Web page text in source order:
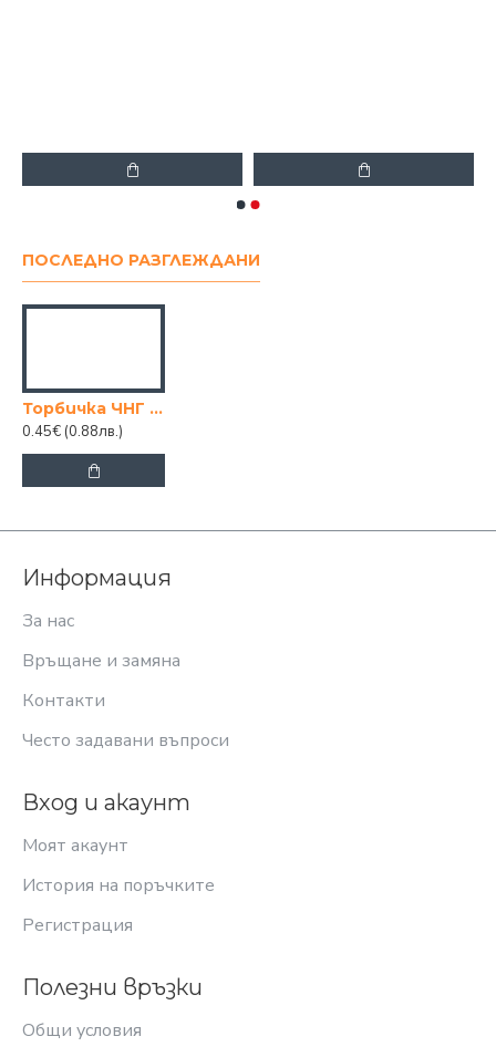
ПОСЛЕДНО РАЗГЛЕЖДАНИ
Торбичка ЧНГ тънка 26/33/12см
0.45€ (0.88лв.)
Информация
За нас
Връщане и замяна
Контакти
Често задавани въпроси
Вход и акаунт
Моят акаунт
История на поръчките
Регистрация
Полезни връзки
Общи условия